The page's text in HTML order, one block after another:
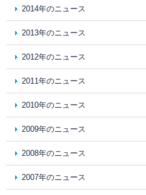
2014年のニュース
2013年のニュース
2012年のニュース
2011年のニュース
2010年のニュース
2009年のニュース
2008年のニュース
2007年のニュース